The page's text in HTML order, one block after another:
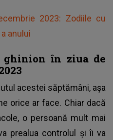
2023: Zodiile cu
anului
în ziua de
acestei săptămâni, așa
orice ar face. Chiar dacă
o persoană mult mai
prealua controlul și îi va